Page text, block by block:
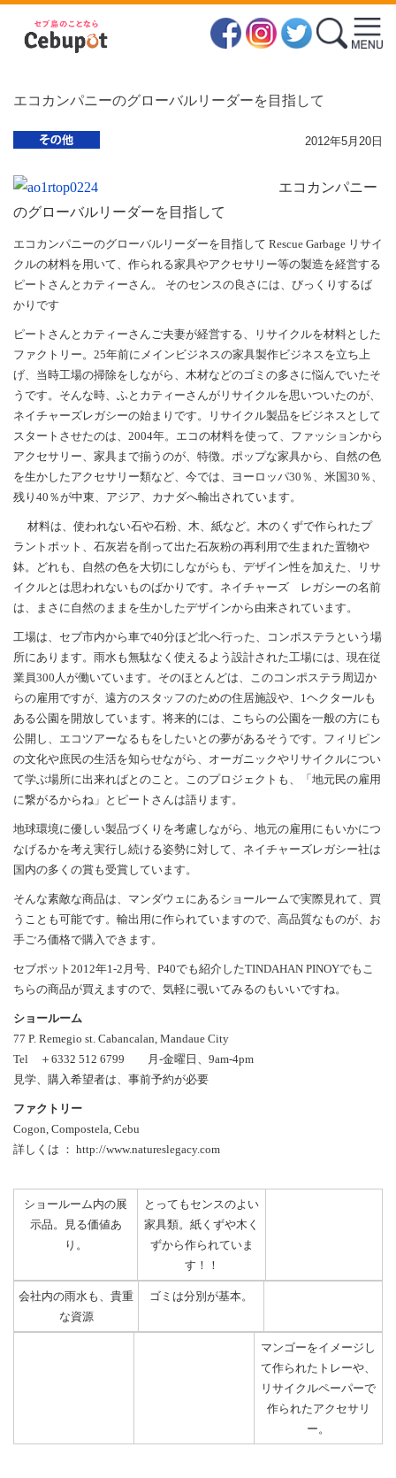
エコカンパニーのグローバルリーダーを目指して
2012年5月20日
エコカンパニー
のグローバルリーダーを目指して
エコカンパニーのグローバルリーダーを目指して Rescue Garbage リサイ
クルの材料を用いて、作られる家具やアクセサリー等の製造を経営する
ピートさんとカティーさん。 そのセンスの良さには、びっくりするば
かりです
ピートさんとカティーさんご夫妻が経営する、リサイクルを材料とした
ファクトリー。25年前にメインビジネスの家具製作ビジネスを立ち上
げ、当時工場の掃除をしながら、木材などのゴミの多さに悩んでいたそ
うです。そんな時、ふとカティーさんがリサイクルを思いついたのが、
ネイチャーズレガシーの始まりです。リサイクル製品をビジネスとして
スタートさせたのは、2004年。エコの材料を使って、ファッションから
アクセサリー、家具まで揃うのが、特徴。ポップな家具から、自然の色
を生かしたアクセサリー類など、今では、ヨーロッパ30％、米国30％、
残り40％が中東、アジア、カナダへ輸出されています。
材料は、使われない石や石粉、木、紙など。木のくずで作られたプ
ラントポット、石灰岩を削って出た石灰粉の再利用で生まれた置物や
鉢。どれも、自然の色を大切にしながらも、デザイン性を加えた、リサ
イクルとは思われないものばかりです。ネイチャーズ レガシーの名前
は、まさに自然のままを生かしたデザインから由来されています。
工場は、セブ市内から車で40分ほど北へ行った、コンポステラという場
所にあります。雨水も無駄なく使えるよう設計された工場には、現在従
業員300人が働いています。そのほとんどは、このコンポステラ周辺か
らの雇用ですが、遠方のスタッフのための住居施設や、1ヘクタールも
ある公園を開放しています。将来的には、こちらの公園を一般の方にも
公開し、エコツアーなるもをしたいとの夢があるそうです。フィリピン
の文化や庶民の生活を知らせながら、オーガニックやリサイクルについ
て学ぶ場所に出来ればとのこと。このプロジェクトも、「地元民の雇用
に繋がるからね」とピートさんは語ります。
地球環境に優しい製品づくりを考慮しながら、地元の雇用にもいかにつ
なげるかを考え実行し続ける姿勢に対して、ネイチャーズレガシー社は
国内の多くの賞も受賞しています。
そんな素敵な商品は、マンダウェにあるショールームで実際見れて、買
うことも可能です。輸出用に作られていますので、高品質なものが、お
手ごろ価格で購入できます。
セブポット2012年1-2月号、P40でも紹介したTINDAHAN PINOYでもこ
ちらの商品が買えますので、気軽に覗いてみるのもいいですね。
ショールーム
77 P. Remegio st. Cabancalan, Mandaue City
Tel ＋6332 512 6799 月-金曜日、9am-4pm
見学、購入希望者は、事前予約が必要
ファクトリー
Cogon, Compostela, Cebu
詳しくは ： http://www.natureslegacy.com
ショールーム内の展
示品。見る価値あ
り。
とってもセンスのよい
家具類。紙くずや木く
ずから作られていま
す！！
会社内の雨水も、貴重
な資源
ゴミは分別が基本。
マンゴーをイメージし
て作られたトレーや、
リサイクルペーパーで
作られたアクセサリ
ー。